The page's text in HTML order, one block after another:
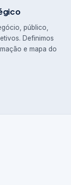
público,
Definimos
e mapa do